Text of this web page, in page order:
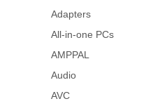
Adapters
All-in-one PCs
AMPPAL
Audio
AVC